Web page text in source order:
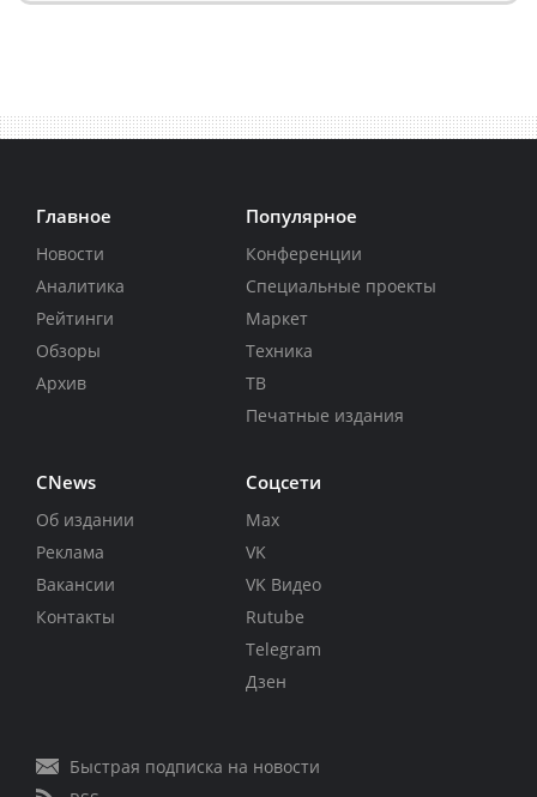
Главное
Новости
Аналитика
Рейтинги
Обзоры
Архив
Популярное
Конференции
Специальные проекты
Маркет
Техника
ТВ
Печатные издания
CNews
Об издании
Реклама
Вакансии
Контакты
Соцсети
Max
VK
VK Видео
Rutube
Telegram
Дзен
Быстрая подписка на новости